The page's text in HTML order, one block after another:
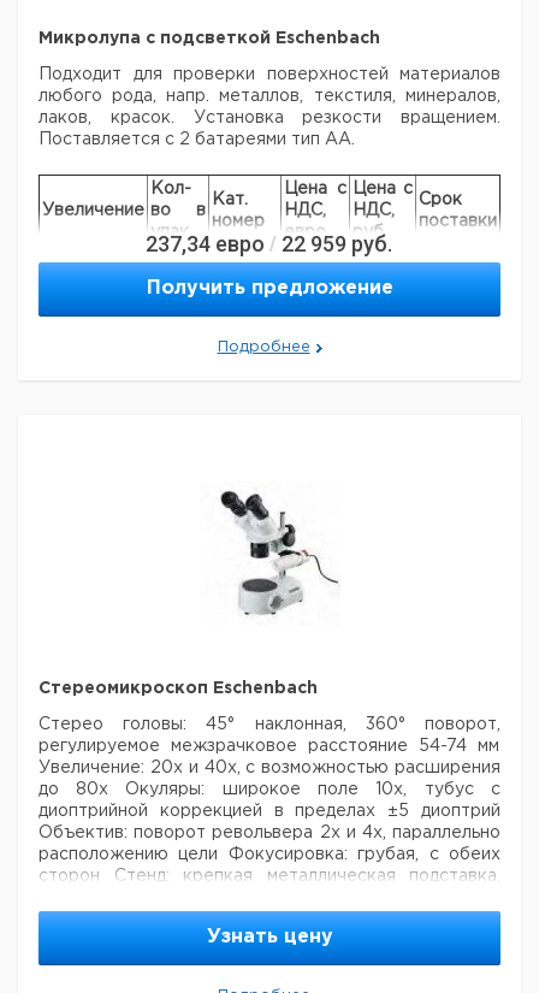
Микролупа с подсветкой Eschenbach
Подходит для проверки поверхностей материалов
любого рода, напр. металлов,
текстиля, минералов,
лаков, красок. Установка резкости вращением.
Поставляется с 2 батареями тип АА.
Увеличение
Кол-
во в
упак.
Кат.
номер
Цена с
НДС,
евро
Цена с
НДС,
руб
Срок
поставки
30x 1 9151594
237,34 евро / 22 959 руб.
Получить предложение
Подробнее
Стереомикроскоп Eschenbach
Стерео головы: 45° наклонная, 360° поворот,
регулируемое межзрачковое расстояние 54-74 мм
Увеличение: 20х и 40х, с возможностью расширения
до 80х Окуляры: широкое поле 10х, тубус с
диоптрийной коррекцией в пределах ±5 диоптрий
Объектив: поворот револьвера 2х и 4х, параллельно
расположению цели Фокусировка: грубая, с обеих
сторон Стенд: крепкая металлическая подставка,
для отраженногосвета, диам. 95 ммСвет: падающий
свет лампы 12В, 5ВтУзнать цену